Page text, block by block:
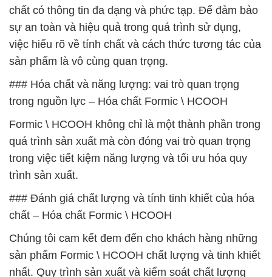
chất có thông tin đa dạng và phức tạp. Để đảm bảo
sự an toàn và hiệu quả trong quá trình sử dụng,
việc hiểu rõ về tính chất và cách thức tương tác của
sản phẩm là vô cùng quan trọng.
### Hóa chất và năng lượng: vai trò quan trọng
trong nguồn lực – Hóa chất Formic \ HCOOH
Formic \ HCOOH không chỉ là một thành phần trong
quá trình sản xuất mà còn đóng vai trò quan trọng
trong việc tiết kiệm năng lượng và tối ưu hóa quy
trình sản xuất.
### Đánh giá chất lượng và tính tinh khiết của hóa
chất – Hóa chất Formic \ HCOOH
Chúng tôi cam kết đem đến cho khách hàng những
sản phẩm Formic \ HCOOH chất lượng và tinh khiết
nhất. Quy trình sản xuất và kiểm soát chất lượng